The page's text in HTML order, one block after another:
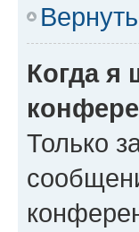
Когда я
Только